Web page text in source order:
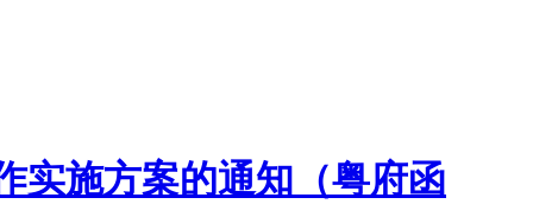
实施方案的通知（粤府函